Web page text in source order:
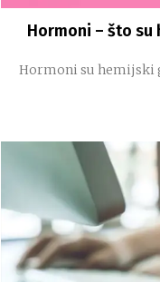
Hormoni – što su
Hormoni su hemijski